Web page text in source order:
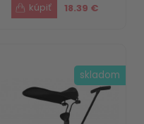
18.39 €
skladom